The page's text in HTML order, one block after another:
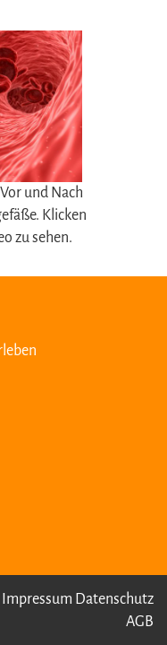
und Nach
Klicken
zu sehen.
Impressum Datenschutz
AGB